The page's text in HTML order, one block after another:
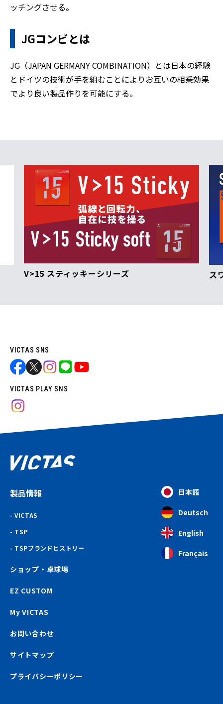
ッチングさせる。
JGコンビとは
JG（JAPAN GERMANY COMBINATION）とは日本の経験
とドイツの技術が手を組むことによりお互いの相乗効果
でより良い製品作りを可能にする。
V>15 スティッキーシリーズ ス
VICTAS SNS
VICTAS PLAY SNS
製品情報
VICTAS
TSP
TSPブランドヒストリー
ショップ・卓球場
EZ CUSTOM
My VICTAS
お問い合わせ
サイトマップ
プライバシーポリシー
日本語
Deutsch
English
Français